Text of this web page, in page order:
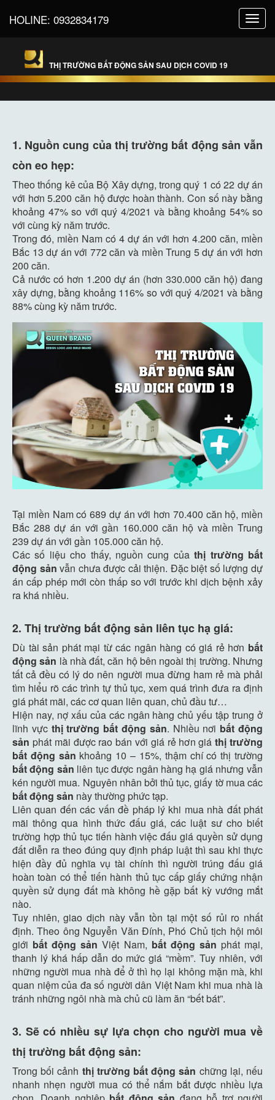
HOLINE: 0932834179
THỊ TRƯỜNG BẤT ĐỘNG SẢN SAU DỊCH COVID 19
1. Nguồn cung của thị trường bất động sản vẫn
còn eo hẹp:
Theo thống kê của Bộ Xây dựng, trong quý 1 có 22 dự án
với hơn 5.200 căn hộ được hoàn thành. Con số này bằng
khoảng 47% so với quý 4/2021 và bằng khoảng 54% so
với cùng kỳ năm trước.
Trong đó, miền Nam có 4 dự án với hơn 4.200 căn, miền
Bắc 13 dự án với 772 căn và miền Trung 5 dự án với hơn
200 căn.
Cả nước có hơn 1.200 dự án (hơn 330.000 căn hộ) đang
xây dựng, bằng khoảng 116% so với quý 4/2021 và bằng
88% cùng kỳ năm trước.
Tại miền Nam có 689 dự án với hơn 70.400 căn hộ, miền
Bắc 288 dự án với gần 160.000 căn hộ và miền Trung
239 dự án với gần 105.000 căn hộ.
Các số liệu cho thấy, nguồn cung củathị trường bất
động sản vẫn chưa được cải thiện. Đặc biệt số lượng dự
án cấp phép mới còn thấp so với trước khi dịch bệnh xảy
ra khá nhiều.
2. Thị trường bất động sản liên tục hạ giá:
Dù tài sản phát mại từ các ngân hàng có giá rẻ hơn bất
động sản là nhà đất, căn hộ bên ngoài thị trường. Nhưng
tất cả đều có lý do nên người mua đừng ham rẻ mà phải
tìm hiểu rõ các trình tự thủ tục, xem quá trình đưa ra định
giá phát mãi, các cơ quan liên quan, chủ đầu tư…
Hiện nay, nợ xấu của các ngân hàng chủ yếu tập trung ở
lĩnh vực thị trường bất động sản. Nhiều nơi bất động
sản phát mãi được rao bán với giá rẻ hơn giáthị trường
bất động sản khoảng 10 – 15%, thậm chí có thị trường
bất động sản liên tục được ngân hàng hạ giá nhưng vẫn
kén người mua. Nguyên nhân bởi thủ tục, giấy tờ mua các
bất động sản này thường phức tạp.
Liên quan đến các vấn đề pháp lý khi mua nhà đất phát
mãi thông qua hình thức đấu giá, các luật sư cho biết
trường hợp thủ tục tiến hành việc đấu giá quyền sử dụng
đất diễn ra theo đúng quy định pháp luật thì sau khi thực
hiện đầy đủ nghĩa vụ tài chính thì người trúng đấu giá
hoàn toàn có thể tiến hành thủ tục cấp giấy chứng nhận
quyền sử dụng đất mà không hề gặp bất kỳ vướng mắt
nào.
Tuy nhiên, giao dịch này vẫn tồn tại một số rủi ro nhất
định. Theo ông Nguyễn Văn Đính, Phó Chủ tịch hội môi
giới bất động sản Việt Nam, bất động sản phát mại,
thanh lý khá hấp dẫn do mức giá “mềm”. Tuy nhiên, với
những người mua nhà để ở thì họ lại không mặn mà, khi
quan niệm của đa số người dân Việt Nam khi mua nhà là
tránh những ngôi nhà mà chủ cũ làm ăn “bết bát”.
3. Sẽ có nhiều sự lựa chọn cho người mua về
thị trường bất động sản:
Trong bối cảnh thị trường bất động sản chững lại, nếu
nhanh nhẹn người mua có thể nắm bắt được nhiều lựa